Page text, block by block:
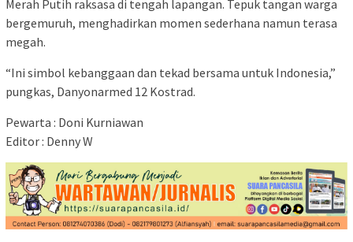
Merah Putih raksasa di tengah lapangan. Tepuk tangan warga
bergemuruh, menghadirkan momen sederhana namun terasa
megah.
“Ini simbol kebanggaan dan tekad bersama untuk Indonesia,”
pungkas, Danyonarmed 12 Kostrad.
Pewarta : Doni Kurniawan
Editor : Denny W